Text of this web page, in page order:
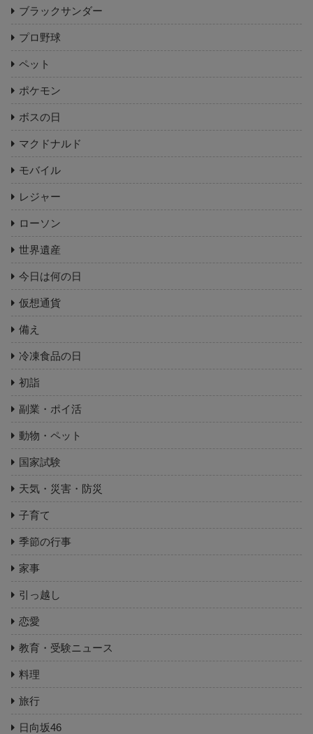
ブラックサンダー
プロ野球
ペット
ポケモン
ボスの日
マクドナルド
モバイル
レジャー
ローソン
世界遺産
今日は何の日
仮想通貨
備え
冷凍食品の日
初詣
副業・ポイ活
動物・ペット
国家試験
天気・災害・防災
子育て
季節の行事
家事
引っ越し
恋愛
教育・受験ニュース
料理
旅行
日向坂46